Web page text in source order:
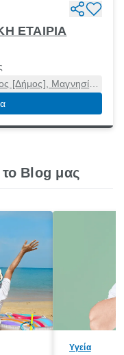
ΕΤΑΙΡΙΑ
[Δήμος], Μαγνησία,
Blog μας
Υγεία